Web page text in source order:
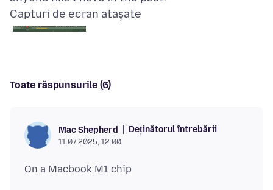
Capturi de ecran atașate
Toate răspunsurile (6)
Mac Shepherd Deținătorul întrebării
11.07.2025, 12:00